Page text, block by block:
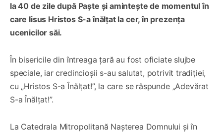
la 40 de zile după Paște și amintește de momentul în
care Iisus Hristos S-a înălțat la cer, în prezența
ucenicilor săi.
În bisericile din întreaga țară au fost oficiate slujbe
speciale, iar credincioșii s-au salutat, potrivit tradiției,
cu „Hristos S-a Înălțat!”, la care se răspunde „Adevărat
S-a Înălțat!”.
La Catedrala Mitropolitană Nașterea Domnului și în